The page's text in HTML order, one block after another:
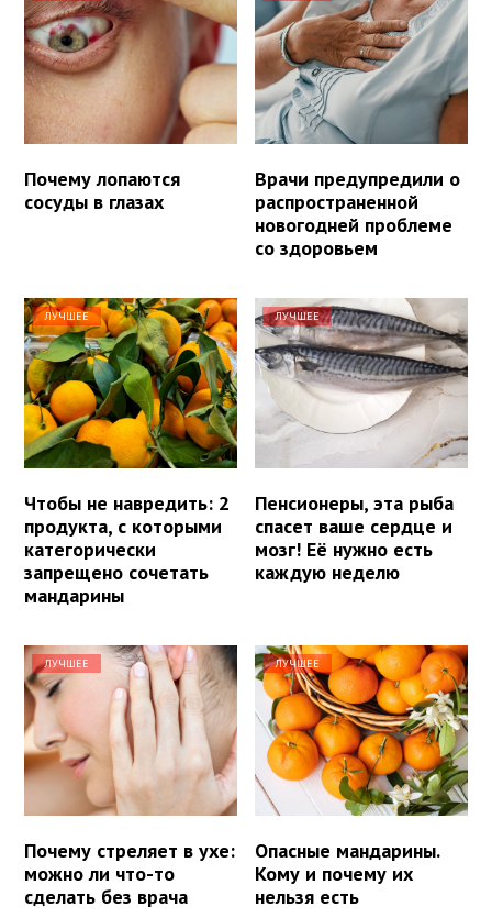
Почему лопаются
сосуды в глазах
Врачи предупредили о
распространенной
новогодней проблеме
со здоровьем
ЛУЧШЕЕ
Чтобы не навредить: 2
продукта, с которыми
категорически
запрещено сочетать
мандарины
ЛУЧШЕЕ
Пенсионеры, эта рыба
спасет ваше сердце и
мозг! Её нужно есть
каждую неделю
ЛУЧШЕЕ
Почему стреляет в ухе:
можно ли что-то
сделать без врача
ЛУЧШЕЕ
Опасные мандарины.
Кому и почему их
нельзя есть